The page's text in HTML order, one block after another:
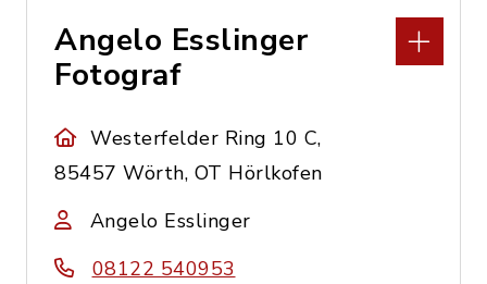
Angelo Esslinger
Fotograf
Westerfelder Ring 10 C,
85457 Wörth, OT Hörlkofen
Angelo Esslinger
08122 540953